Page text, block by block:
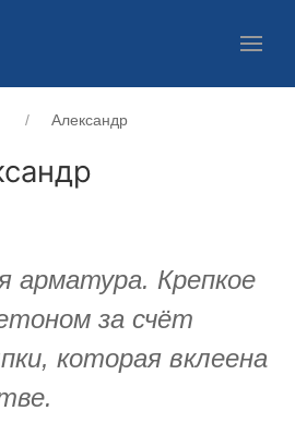
Александр
арматура. Крепкое
за счёт
которая вклеена